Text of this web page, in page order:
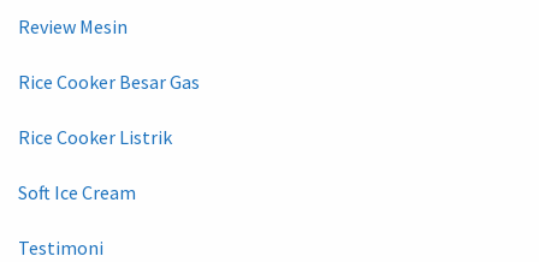
Review Mesin
Rice Cooker Besar Gas
Rice Cooker Listrik
Soft Ice Cream
Testimoni